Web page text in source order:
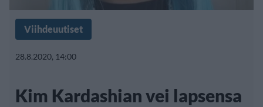
Viihdeuutiset
28.8.2020, 14:00
Kim Kardashian vei lapsensa